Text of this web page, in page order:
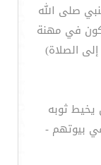
صلى الله
في مهنة
الصلاة)
ثوبه
بيوتهم -